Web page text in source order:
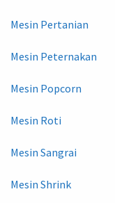
Mesin Pertanian
Mesin Peternakan
Mesin Popcorn
Mesin Roti
Mesin Sangrai
Mesin Shrink